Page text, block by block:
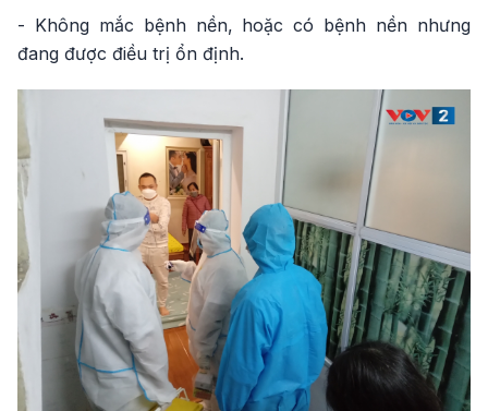
- Không mắc bệnh nền, hoặc có bệnh nền nhưng
đang được điều trị ổn định.